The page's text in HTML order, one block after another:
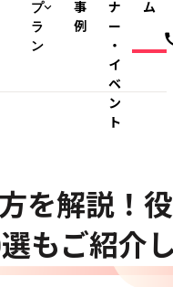
プ
ラ
ン
事
例
ナ
ー
・
イ
ベ
ン
ト
ム
を解説！
もご紹介